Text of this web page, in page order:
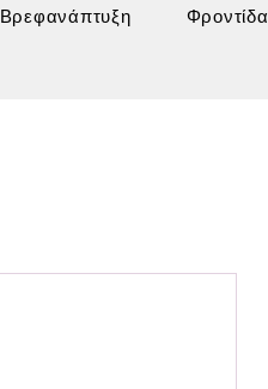
Βρεφανάπτυξη Φροντίδα